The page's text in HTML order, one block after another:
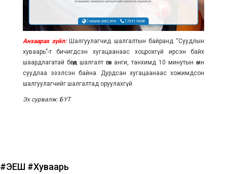
Анхаарах зүйл: Шалгуулагчид шалгалтын байранд “Суудлын
хуваарь”-т бичигдсэн хугацаанаас хоцрохгүй ирсэн байх
шаардлагатай бөгөөд шалгалт өгөх анги, танхимд 10 минутын өмнө
суудлаа эзэлсэн байна. Дурдсан хугацаанаас хожимдсон
шалгуулагчийг шалгалтад оруулахгүй.
Эх сурвалж: БҮТ
#ЭЕШ #Хуваарь